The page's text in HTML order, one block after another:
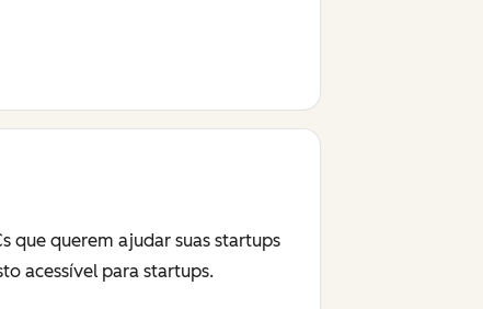
que querem ajudar suas startups
acessível para startups.